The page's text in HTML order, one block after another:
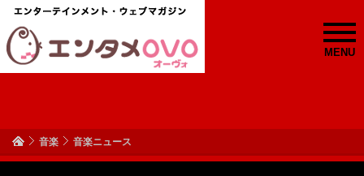
MENU
音楽 音楽ニュース